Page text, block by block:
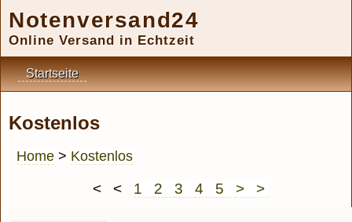
Notenversand24
Online Versand in Echtzeit
Startseite
Kostenlos
Home > Kostenlos
< < 1 2 3 4 5 > >